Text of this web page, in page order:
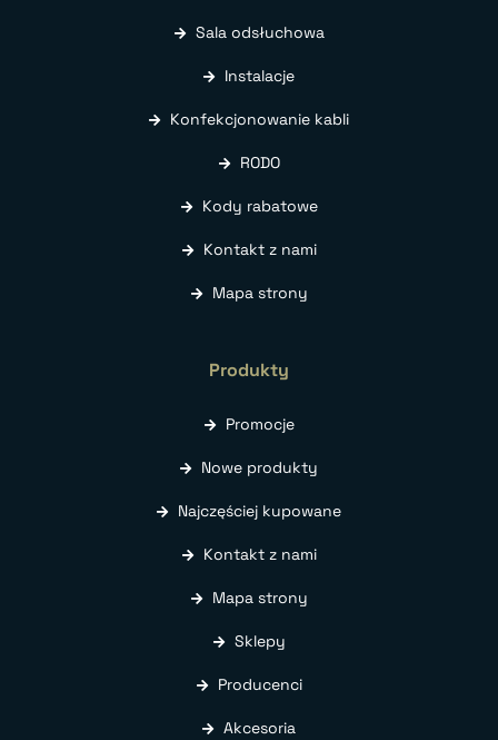
Sala odsłuchowa
Instalacje
Konfekcjonowanie kabli
RODO
Kody rabatowe
Kontakt z nami
Mapa strony
Produkty
Promocje
Nowe produkty
Najczęściej kupowane
Kontakt z nami
Mapa strony
Sklepy
Producenci
Akcesoria